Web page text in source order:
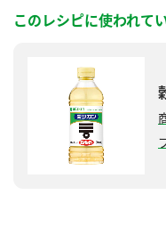
このレシピに使われて